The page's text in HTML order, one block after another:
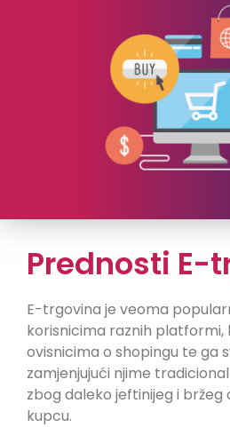
Prednosti E-
E-trgovina je veoma
korisnicima raznih platformi,
ovisnicima o shopingu te ga
zamjenjujući njime
zbog daleko jeftinijeg i
kupcu.